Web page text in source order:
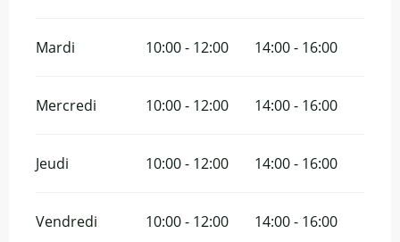
Mardi 10:00 - 12:00 14:00 - 16:00
Mercredi 10:00 - 12:00 14:00 - 16:00
Jeudi 10:00 - 12:00 14:00 - 16:00
Vendredi 10:00 - 12:00 14:00 - 16:00